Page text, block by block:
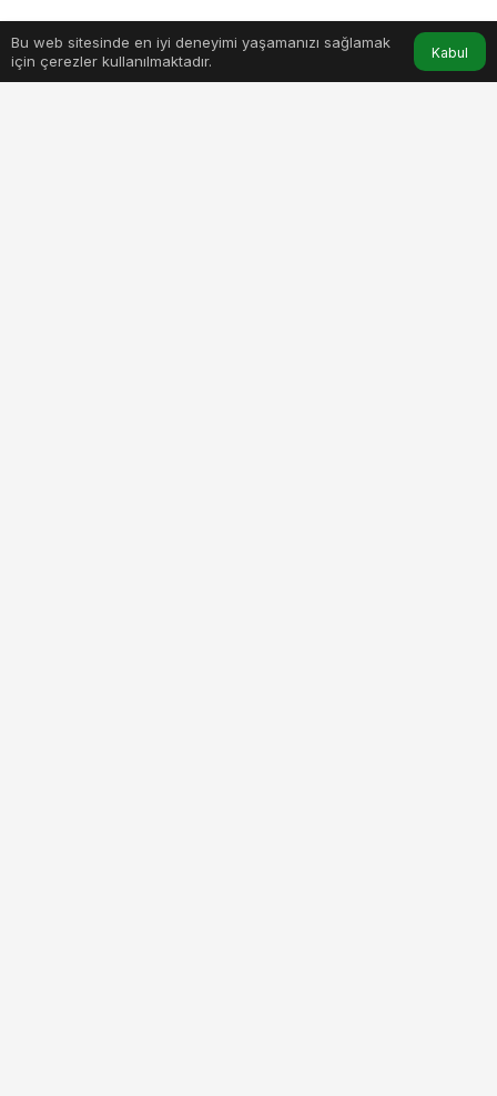
19 Şubat 2024, 21:01yayınlandı
2dk, 36sn
Bu web sitesinde en iyi deneyimi yaşamanızı sağlamak
için çerezler kullanılmaktadır.
Kabul
Anasayfa Akış Hesabım